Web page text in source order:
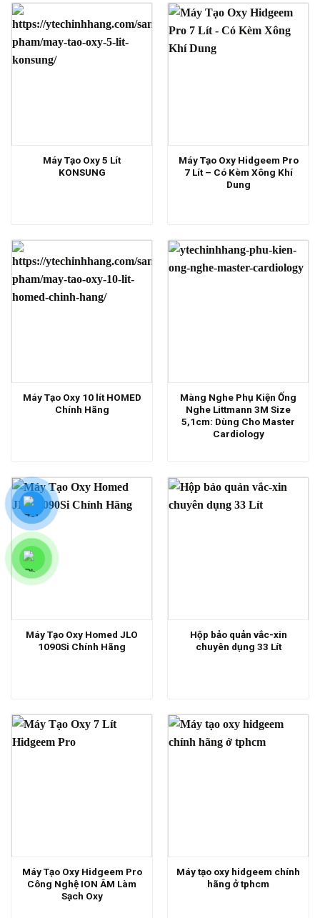
Máy Tạo Oxy 5 Lít
KONSUNG
Máy Tạo Oxy Hidgeem Pro
7 Lít – Có Kèm Xông Khí
Dung
Máy Tạo Oxy 10 lít HOMED
Chính Hãng
Màng Nghe Phụ Kiện Ống
Nghe Littmann 3M Size
5,1cm: Dùng Cho Master
Cardiology
Máy Tạo Oxy Homed JLO
1090Si Chính Hãng
Hộp bảo quản vắc-xin
chuyên dụng 33 Lít
Máy Tạo Oxy Hidgeem Pro
Công Nghệ ION ÂM Làm
Sạch Oxy
Máy tạo oxy hidgeem chính
hãng ở tphcm